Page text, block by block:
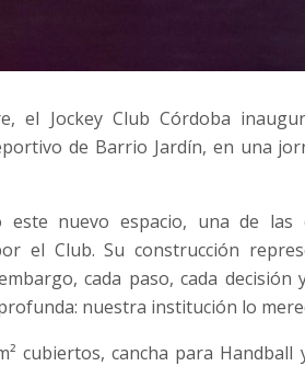
el Jockey Club Córdoba
de Barrio Jardín, en una
nuevo espacio, una de las
el Club. Su construcción
cada paso, cada decisión
nuestra institución lo
cubiertos, cancha para